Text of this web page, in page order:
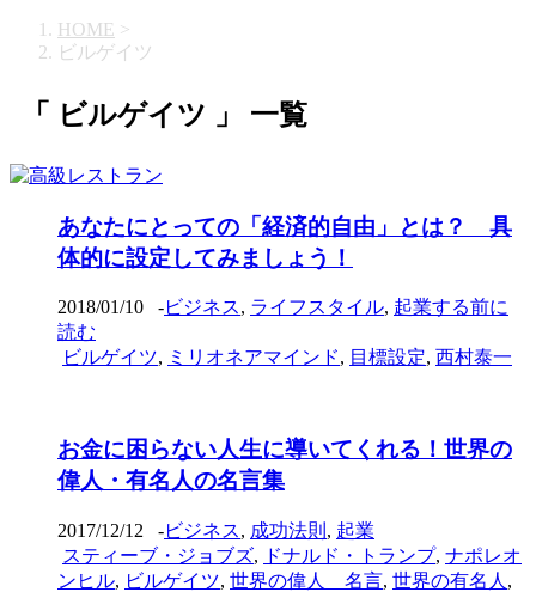
HOME >
ビルゲイツ
「 ビルゲイツ 」 一覧
あなたにとっての「経済的自由」とは？ 具
体的に設定してみましょう！
2018/01/10 -ビジネス, ライフスタイル, 起業する前に
読む
ビルゲイツ, ミリオネアマインド, 目標設定, 西村泰一
お金に困らない人生に導いてくれる！世界の
偉人・有名人の名言集
2017/12/12 -ビジネス, 成功法則 , 起業
スティーブ・ジョブズ, ドナルド・トランプ, ナポレオ
ンヒル, ビルゲイツ, 世界の偉人 名言, 世界の有名人 ,